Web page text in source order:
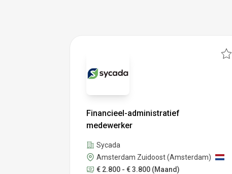
Financieel-administratief
medewerker
Sycada
Amsterdam Zuidoost (Amsterdam)
€ 2.800 - € 3.800 (Maand)